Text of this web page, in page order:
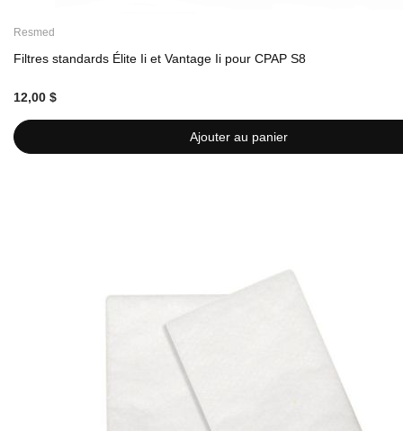
Ajouter au panier
Resmed
Filtres standards Élite Ii et Vantage Ii pour CPAP S8
12,00 $